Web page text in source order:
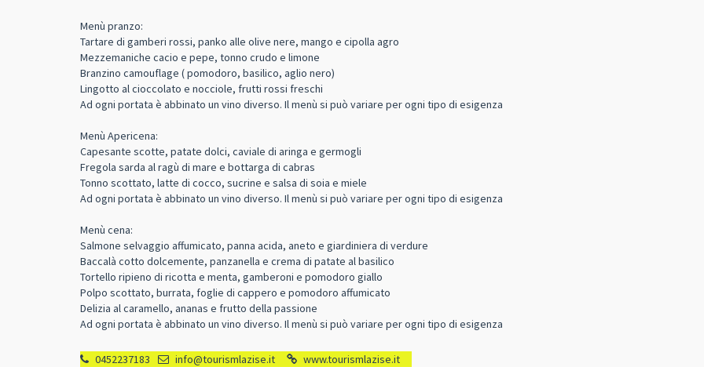
Menù pranzo:
Tartare di gamberi rossi, panko alle olive nere, mango e cipolla agro
Mezzemaniche cacio e pepe, tonno crudo e limone
Branzino camouflage ( pomodoro, basilico, aglio nero)
Lingotto al cioccolato e nocciole, frutti rossi freschi
Ad ogni portata è abbinato un vino diverso. Il menù si può variare per ogni tipo di esigenza
Menù Apericena:
Capesante scotte, patate dolci, caviale di aringa e germogli
Fregola sarda al ragù di mare e bottarga di cabras
Tonno scottato, latte di cocco, sucrine e salsa di soia e miele
Ad ogni portata è abbinato un vino diverso. Il menù si può variare per ogni tipo di esigenza
Menù cena:
Salmone selvaggio affumicato, panna acida, aneto e giardiniera di verdure
Baccalà cotto dolcemente, panzanella e crema di patate al basilico
Tortello ripieno di ricotta e menta, gamberoni e pomodoro giallo
Polpo scottato, burrata, foglie di cappero e pomodoro affumicato
Delizia al caramello, ananas e frutto della passione
Ad ogni portata è abbinato un vino diverso. Il menù si può variare per ogni tipo di esigenza
0452237183 info@tourismlazise.it www.tourismlazise.it